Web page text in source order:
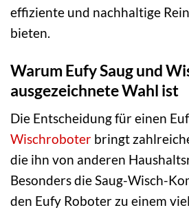
effiziente und nachhaltige
bieten.
Warum Eufy Saug und
ausgezeichnete Wahl ist
Die Entscheidung für einen
Wischroboter bringt
die ihn von anderen
Besonders die Saug-Wisch-
den Eufy Roboter zu einem